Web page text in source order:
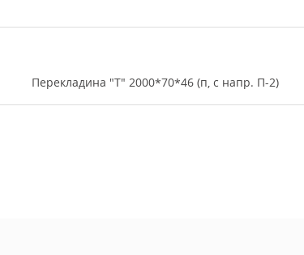
Перекладина "Т" 2000*70*46 (п, с напр. П-2)